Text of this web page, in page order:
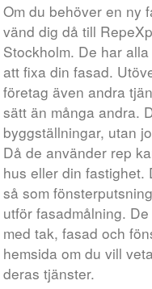
Om du behöver en ny
vänd dig då till
Stockholm. De har
att fixa din fasad.
företag även andra
sätt än många andra.
byggställningar, utan
Då de använder rep
hus eller din fastighet.
så som
utför fasadmålning.
med tak, fasad och
hemsida om du vill
deras tjänster.